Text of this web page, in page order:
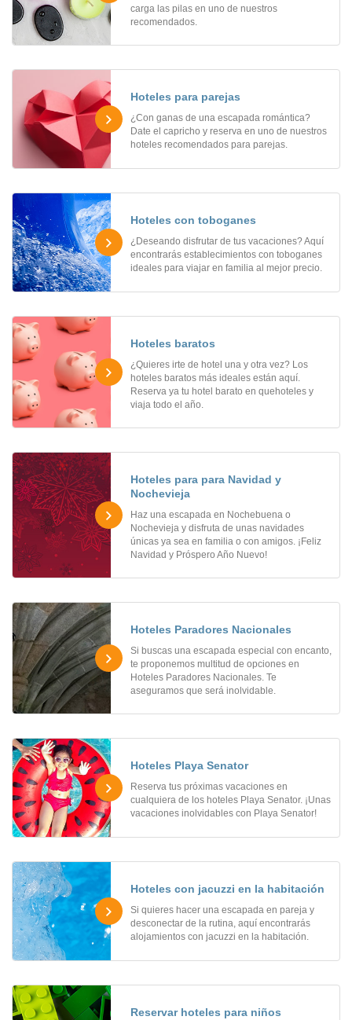
carga las pilas en uno de nuestros
recomendados.
Hoteles para parejas
¿Con ganas de una escapada romántica?
Date el capricho y reserva en uno de nuestros
hoteles recomendados para parejas.
Hoteles con toboganes
¿Deseando disfrutar de tus vacaciones? Aquí
encontrarás establecimientos con toboganes
ideales para viajar en familia al mejor precio.
Hoteles baratos
¿Quieres irte de hotel una y otra vez? Los
hoteles baratos más ideales están aquí.
Reserva ya tu hotel barato en quehoteles y
viaja todo el año.
Hoteles para para Navidad y
Nochevieja
Haz una escapada en Nochebuena o
Nochevieja y disfruta de unas navidades
únicas ya sea en familia o con amigos. ¡Feliz
Navidad y Próspero Año Nuevo!
Hoteles Paradores Nacionales
Si buscas una escapada especial con encanto,
te proponemos multitud de opciones en
Hoteles Paradores Nacionales. Te
aseguramos que será inolvidable.
Hoteles Playa Senator
Reserva tus próximas vacaciones en
cualquiera de los hoteles Playa Senator. ¡Unas
vacaciones inolvidables con Playa Senator!
Hoteles con jacuzzi en la habitación
Si quieres hacer una escapada en pareja y
desconectar de la rutina, aquí encontrarás
alojamientos con jacuzzi en la habitación.
Reservar hoteles para niños